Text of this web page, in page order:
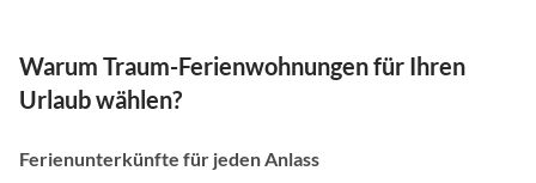
Warum Traum-Ferienwohnungen für Ihren
Urlaub wählen?
Ferienunterkünfte für jeden Anlass